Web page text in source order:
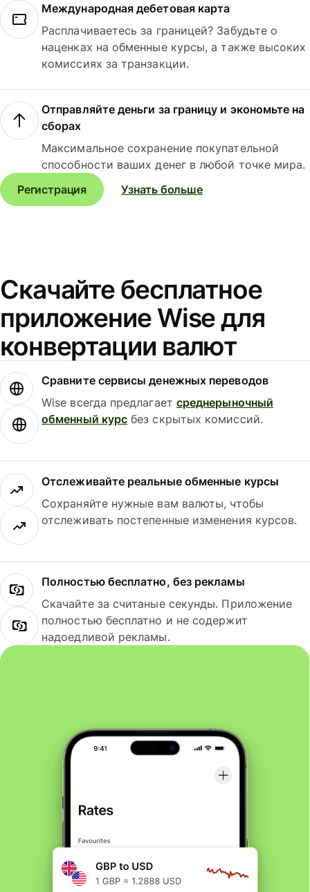
Международная дебетовая карта
Расплачиваетесь за границей? Забудьте о
наценках на обменные курсы, а также высоких
комиссиях за транзакции.
Отправляйте деньги за границу и экономьте на
сборах
Максимальное сохранение покупательной
способности ваших денег в любой точке мира.
Регистрация
Узнать больше
Скачайте бесплатное
приложение Wise для
конвертации валют
Сравните сервисы денежных переводов
Wise всегда предлагает среднерыночный
обменный курс без скрытых комиссий.
Отслеживайте реальные обменные курсы
Сохраняйте нужные вам валюты, чтобы
отслеживать постепенные изменения курсов.
Полностью бесплатно, без рекламы
Скачайте за считаные секунды. Приложение
полностью бесплатно и не содержит
надоедливой рекламы.